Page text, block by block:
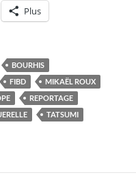
Plus
BOURHIS
FIBD
MIKAËL ROUX
REPORTAGE
TATSUMI